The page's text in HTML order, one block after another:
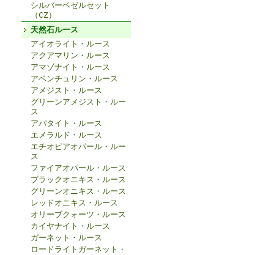
シルバーベゼルセット
（CZ）
天然石ルース
アイオライト・ルース
アクアマリン・ルース
アマゾナイト・ルース
アベンチュリン・ルース
アメジスト・ルース
グリーンアメジスト・ルー
ス
アパタイト・ルース
エメラルド・ルース
エチオピアオパール・ルー
ス
ファイアオパール・ルース
ブラックオニキス・ルース
グリーンオニキス・ルース
レッドオニキス・ルース
オリーブクォーツ・ルース
カイヤナイト・ルース
ガーネット・ルース
ロードライトガーネット・